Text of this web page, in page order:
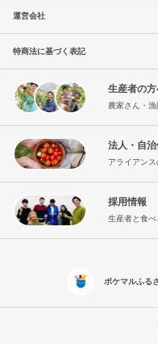
運営会社
特商法に基づく表記
生産者の
農家さん・
法人・自
アライアン
採用情報
生産者と食
ポケマルふる